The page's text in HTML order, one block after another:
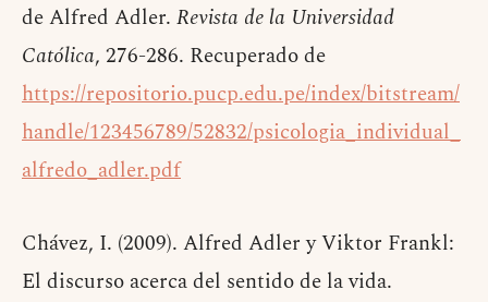
de Alfred Adler. Revista de la Universidad
Católica, 276-286. Recuperado de
https://repositorio.pucp.edu.pe/index/bitstream/
handle/123456789/52832/psicologia_individual_
alfredo_adler.pdf
Chávez, I. (2009). Alfred Adler y Viktor Frankl:
El discurso acerca del sentido de la vida.